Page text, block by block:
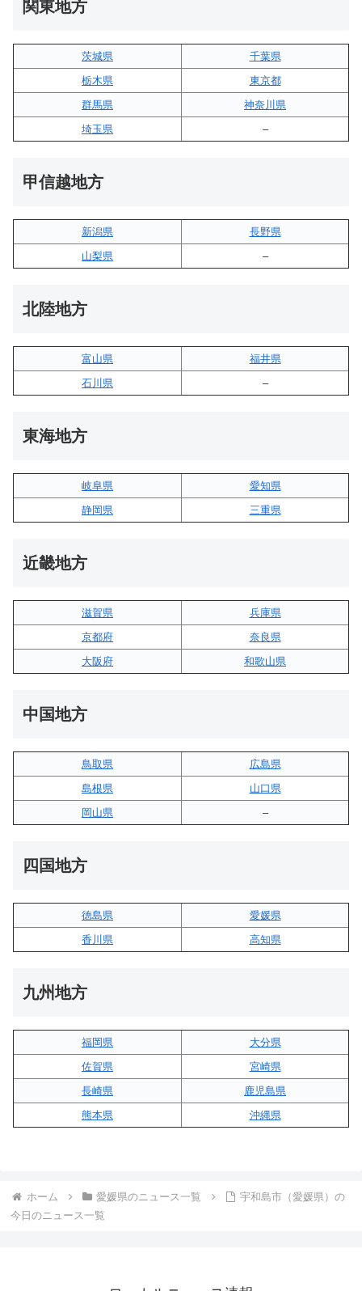
関東地方
茨城県
千葉県
栃木県
東京都
群馬県
神奈川県
埼玉県
–
甲信越地方
新潟県
長野県
山梨県
–
北陸地方
富山県
福井県
石川県
–
東海地方
岐阜県
愛知県
静岡県
三重県
近畿地方
滋賀県
兵庫県
京都府
奈良県
大阪府
和歌山県
中国地方
鳥取県
広島県
島根県
山口県
岡山県
–
四国地方
徳島県
愛媛県
香川県
高知県
九州地方
福岡県
大分県
佐賀県
宮崎県
長崎県
鹿児島県
熊本県
沖縄県
ホーム 愛媛県のニュース一覧
宇和島市（愛媛県）の
今日のニュース一覧